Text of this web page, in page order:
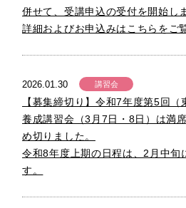
併せて、受講申込の受付を開始し
詳細およびお申込みはこちらをご
2026.01.30 講習会
【募集締切り】令和7年度第5回
養成講習会（3月7日・8日）は満
め切りました。
令和8年度上期の日程は、2月中旬
す。